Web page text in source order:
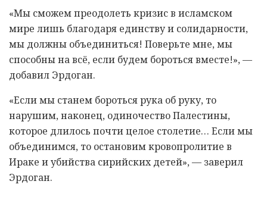
«Мы сможем преодолеть кризис в исламском
мире лишь благодаря единству и солидарности,
мы должны объединиться! Поверьте мне, мы
способны на всё, если будем бороться вместе!», —
добавил Эрдоган.
«Если мы станем бороться рука об руку, то
нарушим, наконец, одиночество Палестины,
которое длилось почти целое столетие… Если мы
объединимся, то остановим кровопролитие в
Ираке и убийства сирийских детей», — заверил
Эрдоган.